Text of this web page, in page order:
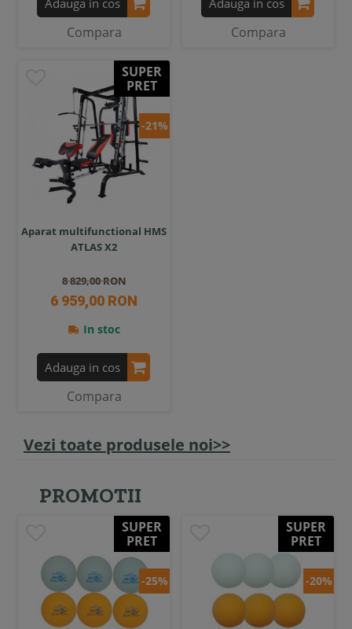
Compara Compara
SUPER
PRET
-21%
Aparat multifunctional HMS
ATLAS X2
8 829,00 RON
6 959,00 RON
In stoc
Adauga in cos
Compara
Vezi toate produsele noi>>
PROMOTII
SUPER
PRET
-25%
SUPER
PRET
-20%